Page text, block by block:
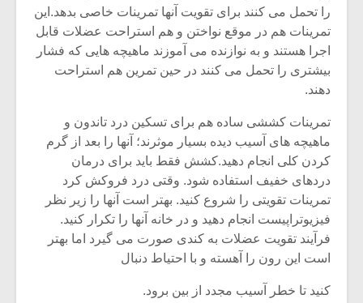
را تحمل می کنند برای تقویت آنها تمرینات خاصی بدهد.این
تمرینات هم در موقع نواختن و هم استراحت عضلات قابل
اجرا هستند و به نوازنده می آموزند ماهیچه هایی که فشار
بیشتری را تحمل می کنند در حین تمرین هم استراحت
دهند.
تمرینات کششی ساده هم برای تسکین درد تاندون و
ماهیچه های آسیب دیده بسیار موثرند؛ آنها را بعد از گرم
کردن کلی انجام دهید.کشش فقط باید برای درمان
دردهای خفیف استفاده شود. وقتی درد فروکش کرد
تمرینات تقویتی را شروع کنید. بهتر است آنها را زیر نظر
فیزیوتراپیست انجام دهید و در خانه آنها را تکرار کنید.
فرآیند تقویت عضلات به کندی صورت می گیرد اما بهتر
است این رون را آهسته و با احتیاط دنبال
کنید تا خطر آسیب مجدد از بین برود.